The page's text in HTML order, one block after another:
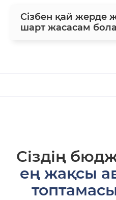
Сізбен қай жерде
шарт жасасам
Сіздің
ең жақсы